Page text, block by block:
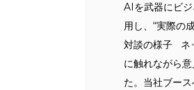
AIを武器にビ
用し、“実際の
対談の様子 ネ
に触れながら
た。当社ブー